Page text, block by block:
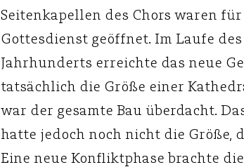
Seitenkapellen des Chors waren
Gottesdienst geöffnet. Im Laufe des
Jahrhunderts erreichte das neue
tatsächlich die Größe einer
war der gesamte Bau überdacht.
hatte jedoch noch nicht die Größe,
Eine neue Konfliktphase brachte